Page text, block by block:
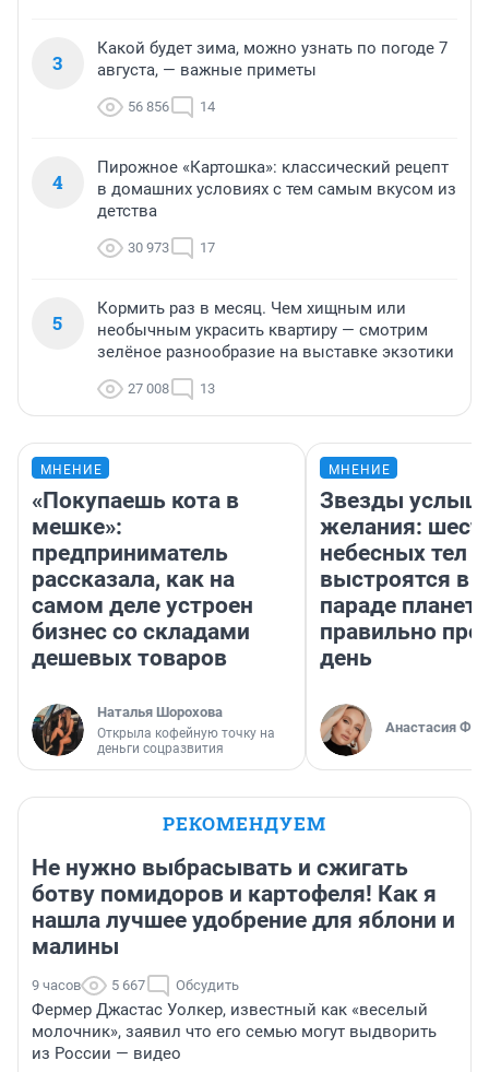
3
Какой будет зима, можно узнать по погоде 7
августа, — важные приметы
56 856 14
4
Пирожное «Картошка»: классический рецепт
в домашних условиях с тем самым вкусом из
детства
30 973 17
5
Кормить раз в месяц. Чем хищным или
необычным украсить квартиру — смотрим
зелёное разнообразие на выставке экзотики
27 008 13
МНЕНИЕ
«Покупаешь кота в
мешке»:
предприниматель
рассказала, как на
самом деле устроен
бизнес со складами
дешевых товаров
Наталья Шорохова
Открыла кофейную точку на
деньги соцразвития
МНЕНИЕ
Звезды
желания:
небесных тел
выстроятся в
параде планет
правильно
день
Анастасия
РЕКОМЕНДУЕМ
Не нужно выбрасывать и сжигать
ботву помидоров и картофеля! Как я
нашла лучшее удобрение для яблони и
малины
9 часов 5 667 Обсудить
Фермер Джастас Уолкер, известный как «веселый
молочник», заявил что его семью могут выдворить
из России — видео